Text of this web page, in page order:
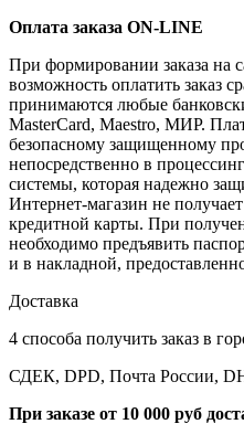
Оплата заказа ON-LINE
При формировании заказа на
возможность оплатить заказ
принимаются любые
MasterCard, Maestro, МИР.
безопасному защищенному
непосредственно в
системы, которая надежно
Интернет-магазин не
кредитной карты. При
необходимо предъявить
и в накладной,
Доставка
4 способа получить заказ в
СДЕК, DPD, Почта России,
При заказе от 10 000 руб